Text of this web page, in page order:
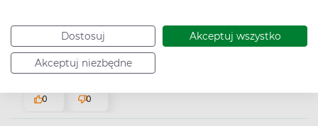
Dostosuj Akceptuj wszystko
Akceptuj niezbędne
Viktoriia zweryfikowano
5
Хороший тест
0
0